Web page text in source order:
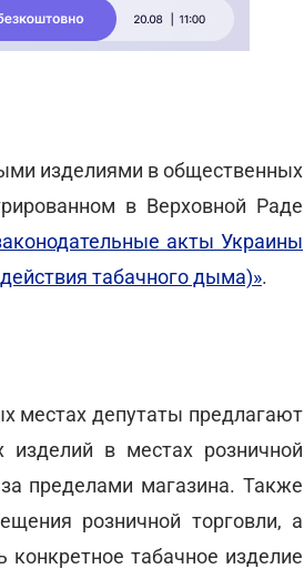
изделиями в общественных
в Верховной Раде
акты Украины
табачного дыма)».
местах депутаты предлагают
в местах розничной
пределами магазина. Также
розничной торговли, а
табачное изделие